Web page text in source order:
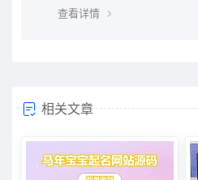
查看详情
相关文章